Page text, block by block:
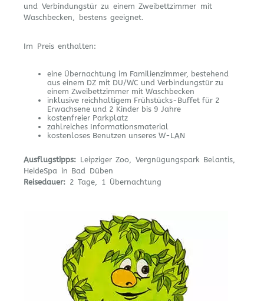
und Verbindungstür zu einem Zweibettzimmer mit
Waschbecken, bestens geeignet.
Im Preis enthalten:
eine Übernachtung im Familienzimmer, bestehend
aus einem DZ mit DU/WC und Verbindungstür zu
einem Zweibettzimmer mit Waschbecken
inklusive reichhaltigem Frühstücks-Buffet für 2
Erwachsene und 2 Kinder bis 9 Jahre
kostenfreier Parkplatz
zahlreiches Informationsmaterial
kostenloses Benutzen unseres W-LAN
Ausflugstipps: Leipziger Zoo, Vergnügungspark Belantis,
HeideSpa in Bad Düben
Reisedauer: 2 Tage, 1 Übernachtung